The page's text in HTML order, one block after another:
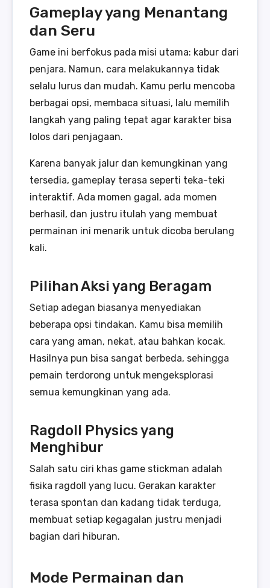
Gameplay yang Menantang
dan Seru
Game ini berfokus pada misi utama: kabur dari
penjara. Namun, cara melakukannya tidak
selalu lurus dan mudah. Kamu perlu mencoba
berbagai opsi, membaca situasi, lalu memilih
langkah yang paling tepat agar karakter bisa
lolos dari penjagaan.
Karena banyak jalur dan kemungkinan yang
tersedia, gameplay terasa seperti teka-teki
interaktif. Ada momen gagal, ada momen
berhasil, dan justru itulah yang membuat
permainan ini menarik untuk dicoba berulang
kali.
Pilihan Aksi yang Beragam
Setiap adegan biasanya menyediakan
beberapa opsi tindakan. Kamu bisa memilih
cara yang aman, nekat, atau bahkan kocak.
Hasilnya pun bisa sangat berbeda, sehingga
pemain terdorong untuk mengeksplorasi
semua kemungkinan yang ada.
Ragdoll Physics yang
Menghibur
Salah satu ciri khas game stickman adalah
fisika ragdoll yang lucu. Gerakan karakter
terasa spontan dan kadang tidak terduga,
membuat setiap kegagalan justru menjadi
bagian dari hiburan.
Mode Permainan dan